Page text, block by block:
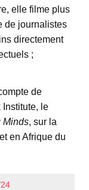
elle filme plus
de journalistes
directement
;
de
Institute, le
Minds, sur la
en Afrique du